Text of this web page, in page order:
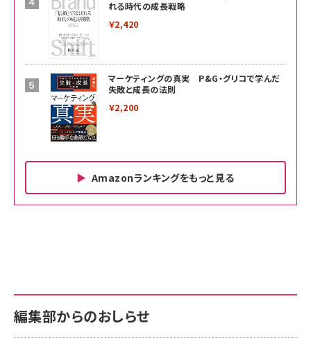
れる時代の成長戦略
￥2,420
マーケティングの真実 P&G・グリコで学んだ
失敗と成長の法則
￥2,200
Amazonランキングをもっと見る
￥880
anan(アンアン)2026/06/24号 No.2500増刊
スペシャルエディション[王道エンタメの矜持／
サポート正規品 メーカー保証5年 KLMEA128G
NIMASO ガラスフィルム iPhone 17 用 保護フィ
サポート正規品 メーカー保証5年 KLMEA128G
Amazon eギフトカード - Amazonロゴ - クラ
編集部からのおしらせ